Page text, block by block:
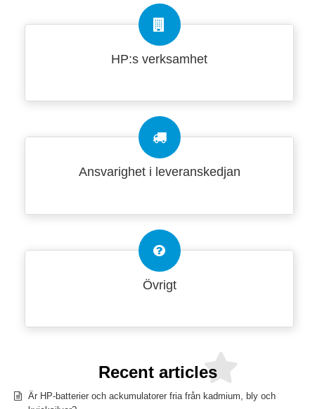
HP:s verksamhet
Ansvarighet i leveranskedjan
Övrigt
Recent articles
Är HP-batterier och ackumulatorer fria från kadmium, bly och